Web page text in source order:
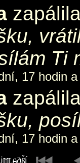
Ti
17 hodin
17 hodin